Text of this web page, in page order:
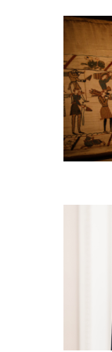
l’arrêt
de
la
CAA
de
Prêt
de
la
de
Bayeux
:
de
décision
Conseil